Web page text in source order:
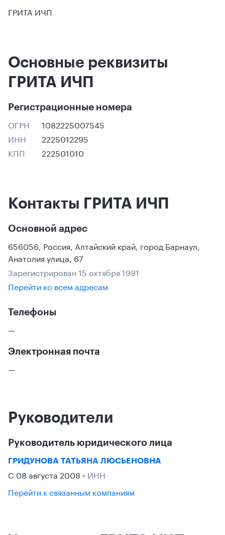
ГРИТА ИЧП
Основные реквизиты
ГРИТА ИЧП
Регистрационные номера
ОГРН
1082225007545
ИНН
2225012295
КПП
222501010
Контакты ГРИТА ИЧП
Основной адрес
656056, Россия, Алтайский край, город Барнаул,
Анатолия улица, 67
Зарегистрирован 15 октября 1991
Перейти ко всем адресам
Телефоны
—
Электронная почта
—
Руководители
Руководитель юридического лица
ГРИДУНОВА ТАТЬЯНА ЛЮСЬЕНОВНА
С 08 августа 2008 • ИНН
Перейти к связанным компаниям